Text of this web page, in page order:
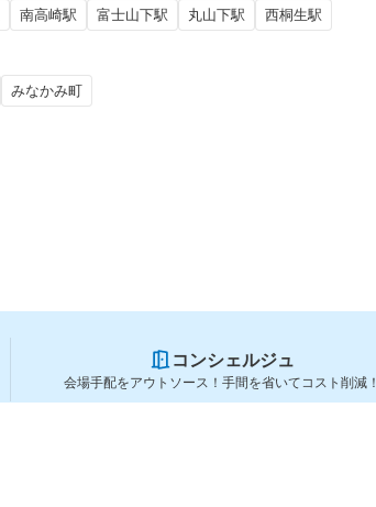
南高崎駅 富士山下駅 丸山下駅 西桐生駅
みなかみ町
コンシェルジュ
会場手配をアウトソース！手間を省いてコスト削減！